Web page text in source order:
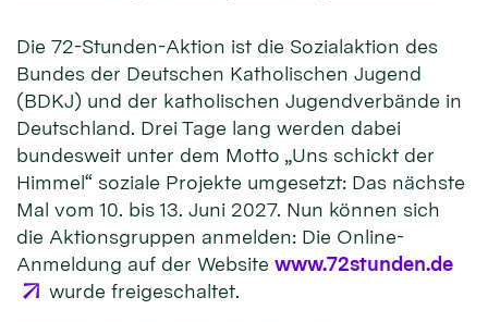
Die 72-Stunden-Aktion ist die Sozialaktion des
Bundes der Deutschen Katholischen Jugend
(BDKJ) und der katholischen Jugendverbände in
Deutschland. Drei Tage lang werden dabei
bundesweit unter dem Motto „Uns schickt der
Himmel“ soziale Projekte umgesetzt: Das nächste
Mal vom 10. bis 13. Juni 2027. Nun können sich
die Aktionsgruppen anmelden: Die Online-
Anmeldung auf der Website www.72stunden.de
wurde freigeschaltet.